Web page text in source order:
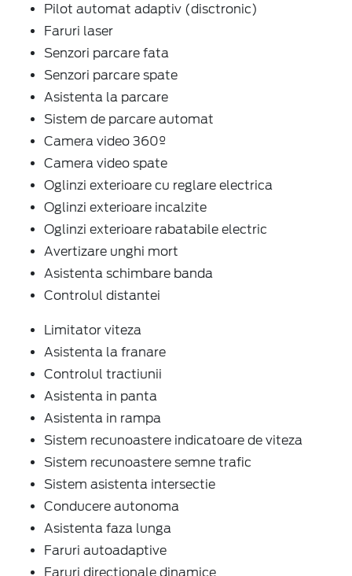
Pilot automat adaptiv (disctronic)
Faruri laser
Senzori parcare fata
Senzori parcare spate
Asistenta la parcare
Sistem de parcare automat
Camera video 360º
Camera video spate
Oglinzi exterioare cu reglare electrica
Oglinzi exterioare incalzite
Oglinzi exterioare rabatabile electric
Avertizare unghi mort
Asistenta schimbare banda
Controlul distantei
Limitator viteza
Asistenta la franare
Controlul tractiunii
Asistenta in panta
Asistenta in rampa
Sistem recunoastere indicatoare de viteza
Sistem recunoastere semne trafic
Sistem asistenta intersectie
Conducere autonoma
Asistenta faza lunga
Faruri autoadaptive
Faruri directionale dinamice